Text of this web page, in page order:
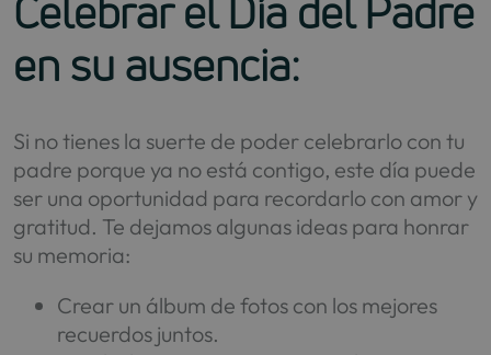
Celebrar el Día del Padre
en su ausencia:
Si no tienes la suerte de poder celebrarlo con tu
padre porque ya no está contigo, este día puede
ser una oportunidad para recordarlo con amor y
gratitud. Te dejamos algunas ideas para honrar
su memoria:
Crear un álbum de fotos con los mejores
recuerdos juntos.